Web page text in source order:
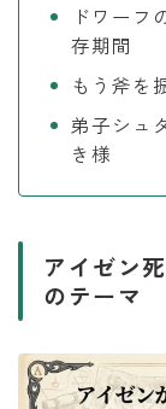
ドワー
存期間
もう斧を
弟子シュ
き様
アイゼン
のテーマ